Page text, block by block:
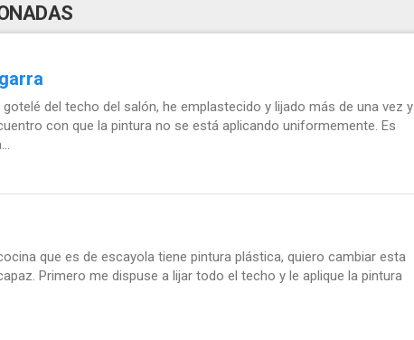
del techo del salón, he emplastecido y lijado más de una vez y
con que la pintura no se está aplicando uniformemente. Es
que es de escayola tiene pintura plástica, quiero cambiar esta
Primero me dispuse a lijar todo el techo y le aplique la pintura